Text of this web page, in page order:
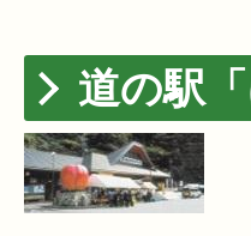
道の駅「